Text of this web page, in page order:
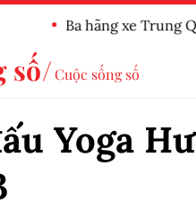
lọt top 10 toàn cầu nửa
số Cuộc sống số
Yoga